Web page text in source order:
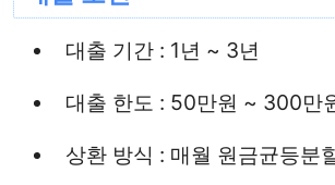
대출 기간 : 1년 ~ 3년
대출 한도 : 50만원 ~ 300만
상환 방식 : 매월 원금균등분